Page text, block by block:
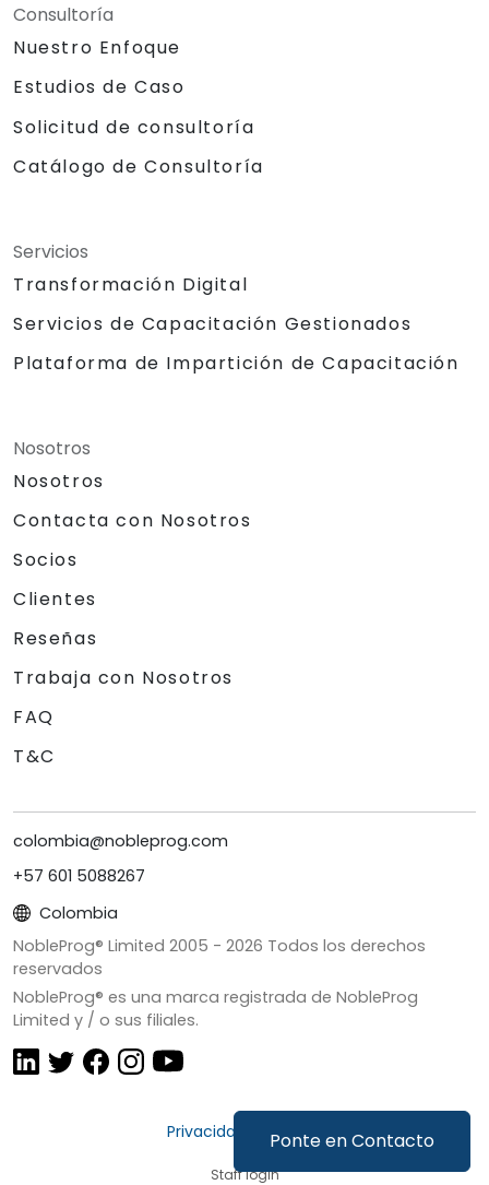
Ponte en Contacto
Consultoría
Nuestro Enfoque
Estudios de Caso
Solicitud de consultoría
Catálogo de Consultoría
Servicios
Transformación Digital
Servicios de Capacitación Gestionados
Plataforma de Impartición de Capacitación
Nosotros
Nosotros
Contacta con Nosotros
Socios
Clientes
Reseñas
Trabaja con Nosotros
FAQ
T&C
colombia@nobleprog.com
+57 601 5088267
Colombia
NobleProg® Limited 2005 - 2026 Todos los derechos
reservados
NobleProg® es una marca registrada de NobleProg
Limited y / o sus filiales.
Privacidad y Cookies
Staff login